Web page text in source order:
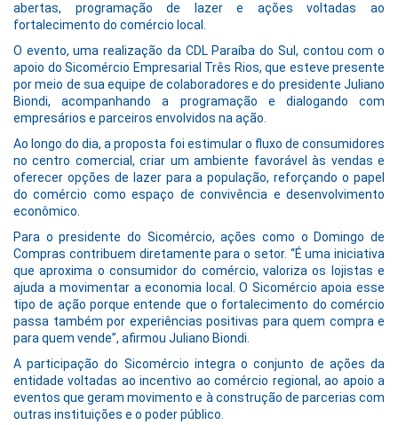
abertas, programação de lazer e ações voltadas ao
fortalecimento do comércio local.
O evento, uma realização da CDL Paraíba do Sul, contou com o
apoio do Sicomércio Empresarial Três Rios, que esteve presente
por meio de sua equipe de colaboradores e do presidente Juliano
Biondi, acompanhando a programação e dialogando com
empresários e parceiros envolvidos na ação.
Ao longo do dia, a proposta foi estimular o fluxo de consumidores
no centro comercial, criar um ambiente favorável às vendas e
oferecer opções de lazer para a população, reforçando o papel
do comércio como espaço de convivência e desenvolvimento
econômico.
Para o presidente do Sicomércio, ações como o Domingo de
Compras contribuem diretamente para o setor. “É uma iniciativa
que aproxima o consumidor do comércio, valoriza os lojistas e
ajuda a movimentar a economia local. O Sicomércio apoia esse
tipo de ação porque entende que o fortalecimento do comércio
passa também por experiências positivas para quem compra e
para quem vende”, afirmou Juliano Biondi.
A participação do Sicomércio integra o conjunto de ações da
entidade voltadas ao incentivo ao comércio regional, ao apoio a
eventos que geram movimento e à construção de parcerias com
outras instituições e o poder público.